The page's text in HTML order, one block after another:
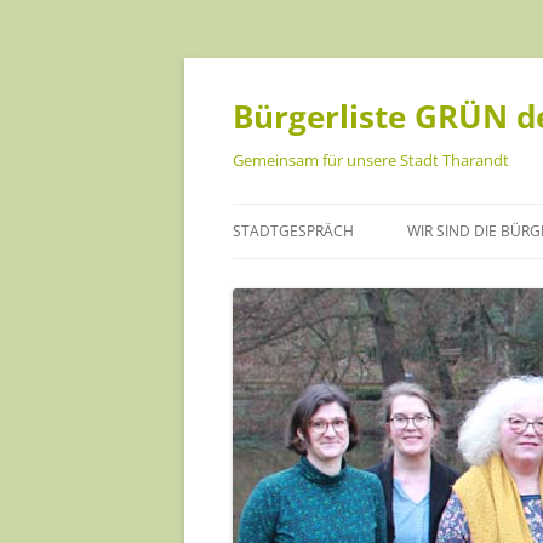
Bürgerliste GRÜN
Gemeinsam für unsere Stadt Tharandt
STADTGESPRÄCH WIR SIND DIE
CHRISTOPH
DANIEL BECKER
HANNA GEIST
INA SCHREINER
JANA FÖRSTER-